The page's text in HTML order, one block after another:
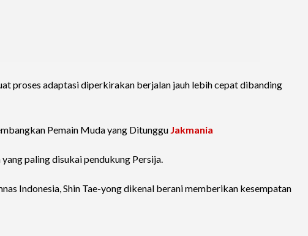
proses adaptasi diperkirakan berjalan jauh lebih cepat dibanding
Pemain Muda yang Ditunggu Jakmania
yang paling disukai pendukung Persija.
Indonesia, Shin Tae-yong dikenal berani memberikan kesempatan